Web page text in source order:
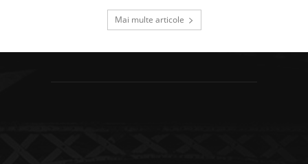
Mai multe articole